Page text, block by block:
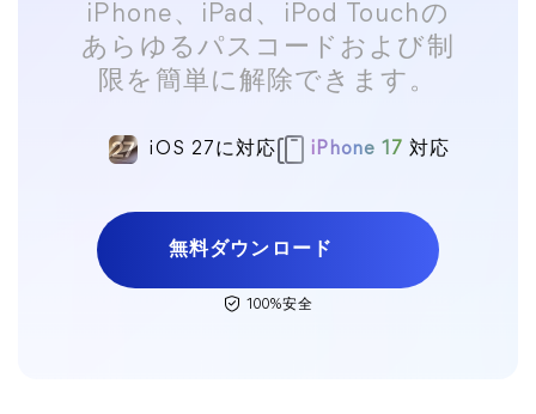
iPhone、iPad、iPod Touchの
あらゆるパスコードおよび制
限を簡単に解除できます。
iOS 27に対応 iPhone 17 対応
無料ダウンロード
100%安全